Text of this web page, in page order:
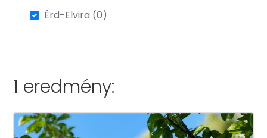
Érd-Elvira (0)
1 eredmény: